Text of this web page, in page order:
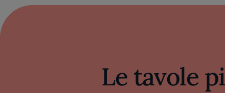
Le tavole